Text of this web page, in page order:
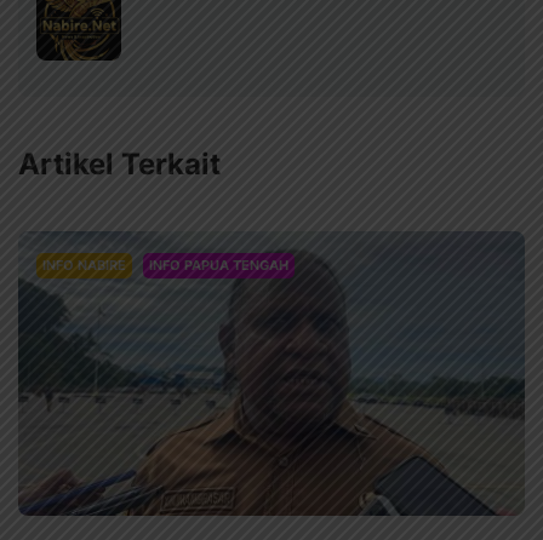
Artikel Terkait
INFO NABIRE INFO PAPUA TENGAH